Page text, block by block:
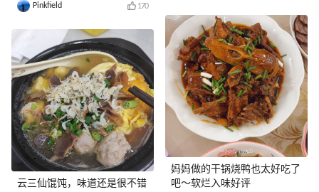
Pinkfield 170
云三仙馄饨，味道还是很不错
妈妈做的干锅烧鸭也太好吃了
吧～软烂入味好评